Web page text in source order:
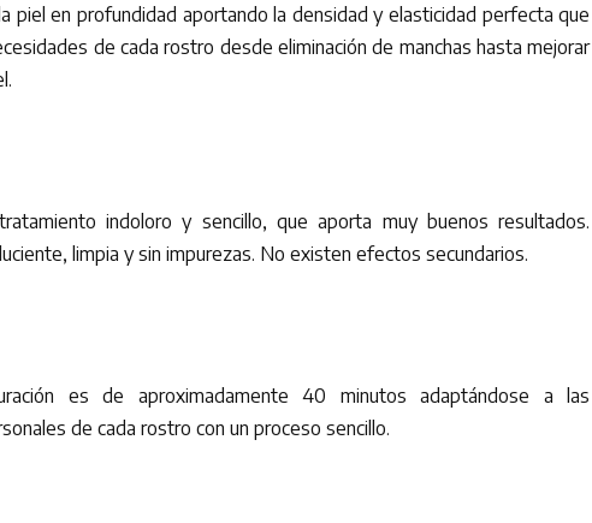
piel en profundidad aportando la densidad y elasticidad perfecta que
de cada rostro desde eliminación de manchas hasta mejorar
indoloro y sencillo, que aporta muy buenos resultados.
limpia y sin impurezas. No existen efectos secundarios.
es de aproximadamente 40 minutos adaptándose a las
de cada rostro con un proceso sencillo.